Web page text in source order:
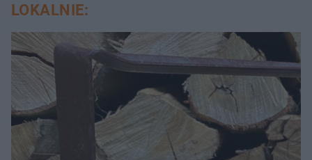
LOKALNIE: